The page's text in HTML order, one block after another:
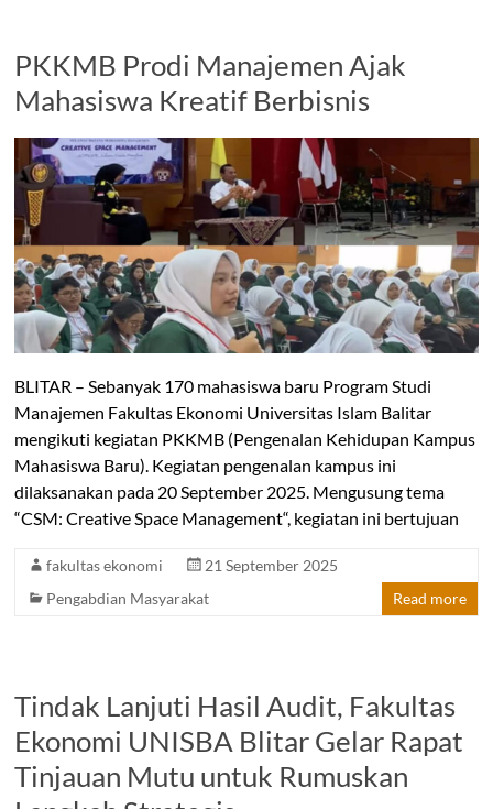
PKKMB Prodi Manajemen Ajak
Mahasiswa Kreatif Berbisnis
BLITAR – Sebanyak 170 mahasiswa baru Program Studi
Manajemen Fakultas Ekonomi Universitas Islam Balitar
mengikuti kegiatan PKKMB (Pengenalan Kehidupan Kampus
Mahasiswa Baru). Kegiatan pengenalan kampus ini
dilaksanakan pada 20 September 2025. Mengusung tema
“CSM: Creative Space Management“, kegiatan ini bertujuan
fakultas ekonomi
21 September 2025
Pengabdian Masyarakat
Read more
Tindak Lanjuti Hasil Audit, Fakultas
Ekonomi UNISBA Blitar Gelar Rapat
Tinjauan Mutu untuk Rumuskan